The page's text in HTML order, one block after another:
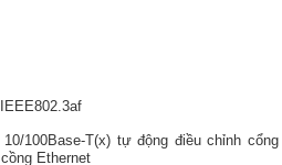
100Base-T(x) tự động điều chỉnh cổng
Ethernet